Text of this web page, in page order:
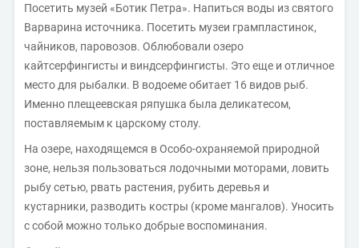
Посетить музей «Ботик Петра». Напиться воды из святого
Варварина источника. Посетить музеи грампластинок,
чайников, паровозов. Облюбовали озеро
кайтсерфингисты и виндсерфингисты. Это еще и отличное
место для рыбалки. В водоеме обитает 16 видов рыб.
Именно плещеевская ряпушка была деликатесом,
поставляемым к царскому столу.
На озере, находящемся в Особо-охраняемой природной
зоне, нельзя пользоваться лодочными моторами, ловить
рыбу сетью, рвать растения, рубить деревья и
кустарники, разводить костры (кроме мангалов). Уносить
с собой можно только добрые воспоминания.